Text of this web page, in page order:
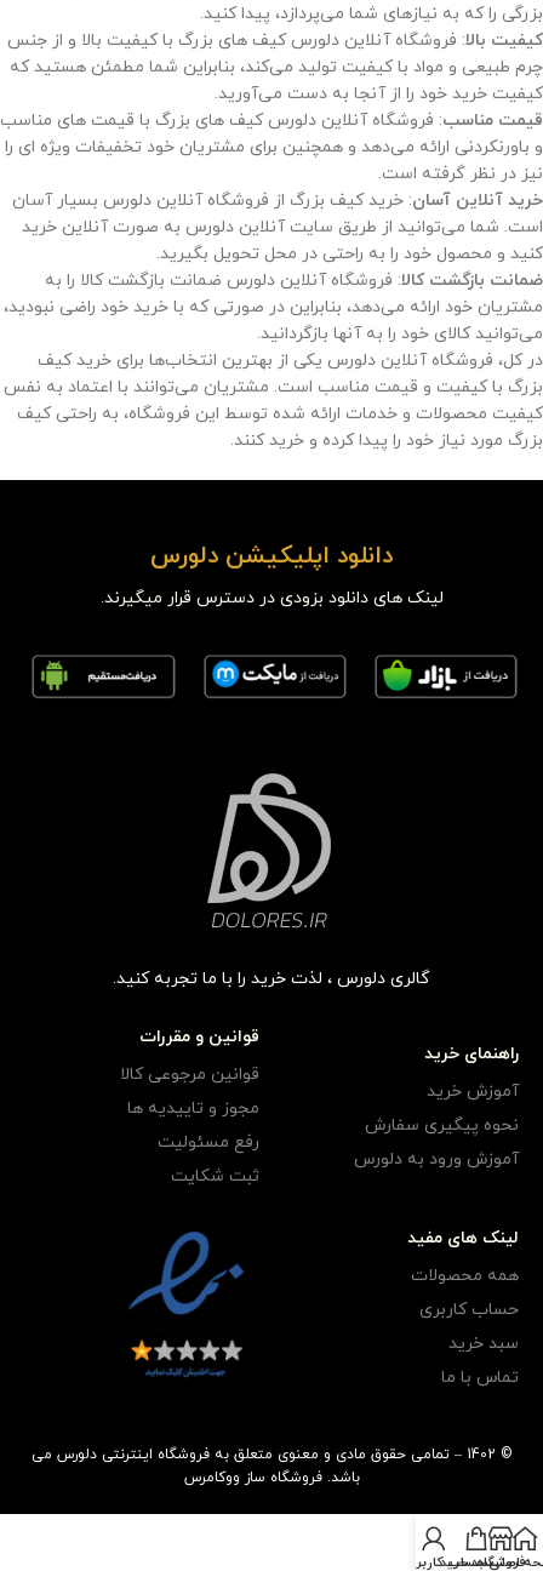
بزرگی را که به نیازهای شما می‌پردازد، پیدا کنید.
کیفیت بالا: فروشگاه آنلاین دلورس کیف های بزرگ با کیفیت بالا و از جنس
چرم طبیعی و مواد با کیفیت تولید می‌کند، بنابراین شما مطمئن هستید که
کیفیت خرید خود را از آنجا به دست می‌آورید.
قیمت مناسب: فروشگاه آنلاین دلورس کیف های بزرگ با قیمت های مناسب
و باورنکردنی ارائه می‌دهد و همچنین برای مشتریان خود تخفیفات ویژه ای را
نیز در نظر گرفته است.
خرید آنلاین آسان: خرید کیف بزرگ از فروشگاه آنلاین دلورس بسیار آسان
است. شما می‌توانید از طریق سایت آنلاین دلورس به صورت آنلاین خرید
کنید و محصول خود را به راحتی در محل تحویل بگیرید.
ضمانت بازگشت کالا: فروشگاه آنلاین دلورس ضمانت بازگشت کالا را به
مشتریان خود ارائه می‌دهد، بنابراین در صورتی که با خرید خود راضی نبودید،
می‌توانید کالای خود را به آنها بازگردانید.
در کل، فروشگاه آنلاین دلورس یکی از بهترین انتخاب‌ها برای خرید کیف
بزرگ با کیفیت و قیمت مناسب است. مشتریان می‌توانند با اعتماد به نفس
کیفیت محصولات و خدمات ارائه شده توسط این فروشگاه، به راحتی کیف
بزرگ مورد نیاز خود را پیدا کرده و خرید کنند.
دانلود اپلیکیشن دلورس
لینک های دانلود بزودی در دسترس قرار میگیرند.
گالری دلورس ، لذت خرید را با ما تجربه کنید.
راهنمای خرید
آموزش خرید
نحوه پیگیری سفارش
آموزش ورود به دلورس
قوانین و مقررات
قوانین مرجوعی کالا
مجوز و تاییدیه ها
رفع مسئولیت
ثبت شکایت
لینک های مفید
همه محصولات
حساب کاربری
سبد خرید
تماس با ما
© 1402 – تمامی حقوق مادی و معنوی متعلق به فروشگاه اینترنتی دلورس می
باشد.فروشگاه ساز ووکامرس
اصلی
فروشگاهسبد خرید
حساب کاربری من